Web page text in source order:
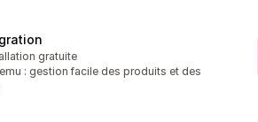
5
gratuite
: gestion facile des produits et des